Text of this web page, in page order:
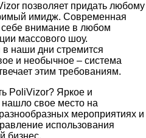
позволяет придать любому
имидж. Современная
себе внимание в любом
массового шоу.
в наши дни стремится
и необычное – система
этим требованиям.
PoliVizor? Яркое и
свое место на
мероприятиях и
использования